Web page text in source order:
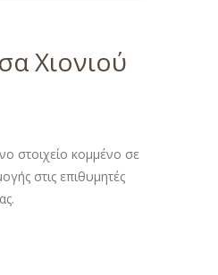
Χιονιού
στοιχείο κομμένο σε
στις επιθυμητές